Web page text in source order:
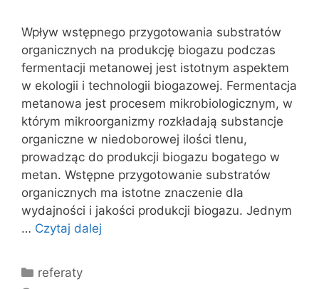
Wpływ wstępnego przygotowania substratów
organicznych na produkcję biogazu podczas
fermentacji metanowej jest istotnym aspektem
w ekologii i technologii biogazowej. Fermentacja
metanowa jest procesem mikrobiologicznym, w
którym mikroorganizmy rozkładają substancje
organiczne w niedoborowej ilości tlenu,
prowadząc do produkcji biogazu bogatego w
metan. Wstępne przygotowanie substratów
organicznych ma istotne znaczenie dla
wydajności i jakości produkcji biogazu. Jednym
… Czytaj dalej
Kategorie
referaty